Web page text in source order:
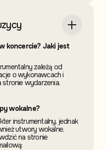
koncercie? Jaki jest
zależą od
o wykonawcach i
stronie wydarzenia.
wokalne?
instrumentalny, jednak
utwory wokalne.
na stronie